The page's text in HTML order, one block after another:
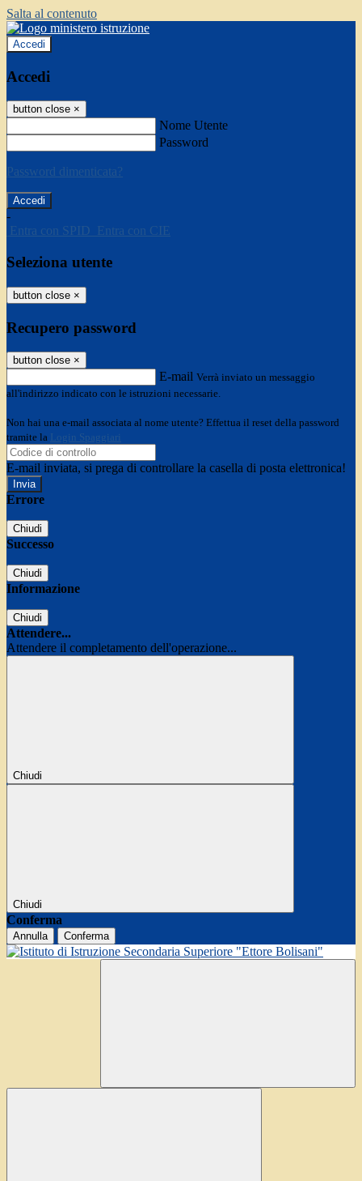
Salta al contenuto
Accedi
Accedi
button close ×
Nome Utente
Password
Password dimenticata?
-
Entra con SPID
Entra con CIE
Seleziona utente
button close ×
Recupero password
button close ×
E-mail Verrà inviato un messaggio
all'indirizzo indicato con le istruzioni necessarie.
Non hai una e-mail associata al nome utente? Effettua il reset della password
tramite la Login Spaggiari
E-mail inviata, si prega di controllare la casella di posta elettronica!
Errore
Chiudi
Successo
Chiudi
Informazione
Chiudi
Attendere...
Attendere il completamento dell'operazione...
Chiudi
Chiudi
Conferma
Annulla Conferma